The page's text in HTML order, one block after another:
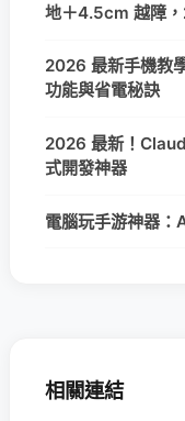
地＋4.5cm 越障
2026 最新手機教
功能與省電秘訣
2026 最新！
式開發神器
電腦玩手游神器
相關連結